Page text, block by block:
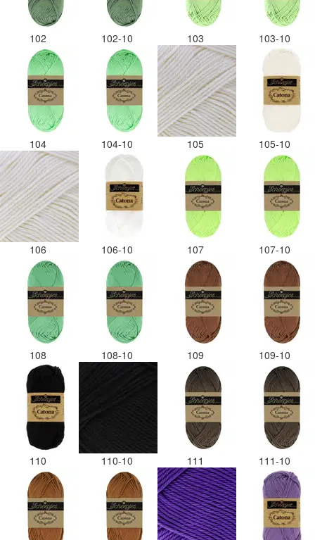
102 102-10 103 103-10
104 104-10 105 105-10
106 106-10 107 107-10
108 108-10 109 109-10
110 110-10 111 111-10